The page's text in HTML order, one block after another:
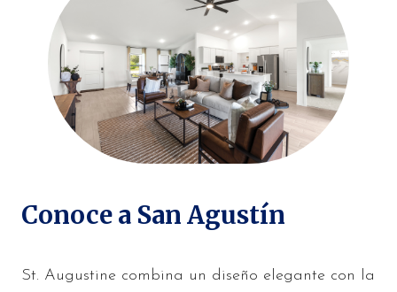
Conoce a San Agustín
St. Augustine combina un diseño elegante con la